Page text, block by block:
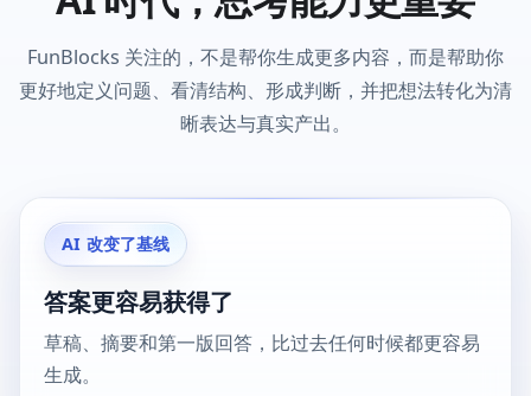
FunBlocks 关注的，不是帮你生成更多内容，而是帮助你
更好地定义问题、看清结构、形成判断，并把想法转化为清
晰表达与真实产出。
AI 改变了基线
答案更容易获得了
草稿、摘要和第一版回答，比过去任何时候都更容易
生成。